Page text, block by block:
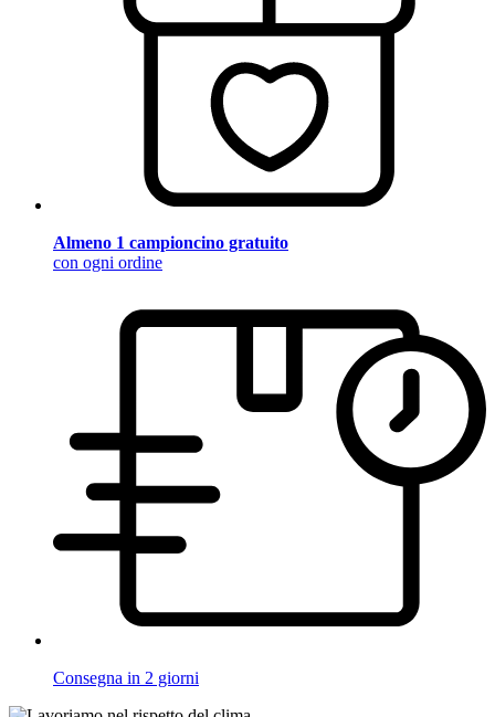
Almeno 1 campioncino gratuito
con ogni ordine
Consegna in 2 giorni